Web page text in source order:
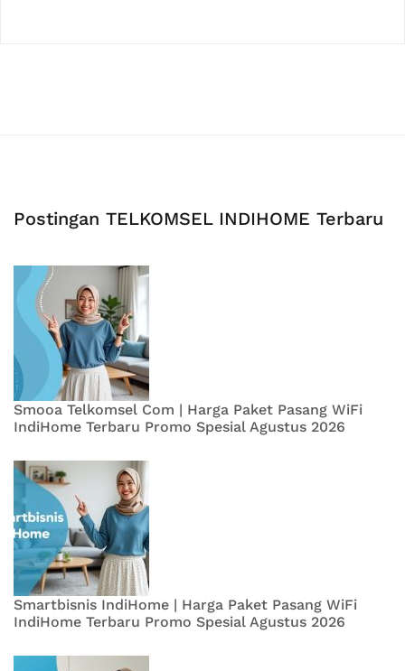
Postingan TELKOMSEL INDIHOME Terbaru
Smooa Telkomsel Com | Harga Paket Pasang WiFi
IndiHome Terbaru Promo Spesial Agustus 2026
Smartbisnis IndiHome | Harga Paket Pasang WiFi
IndiHome Terbaru Promo Spesial Agustus 2026